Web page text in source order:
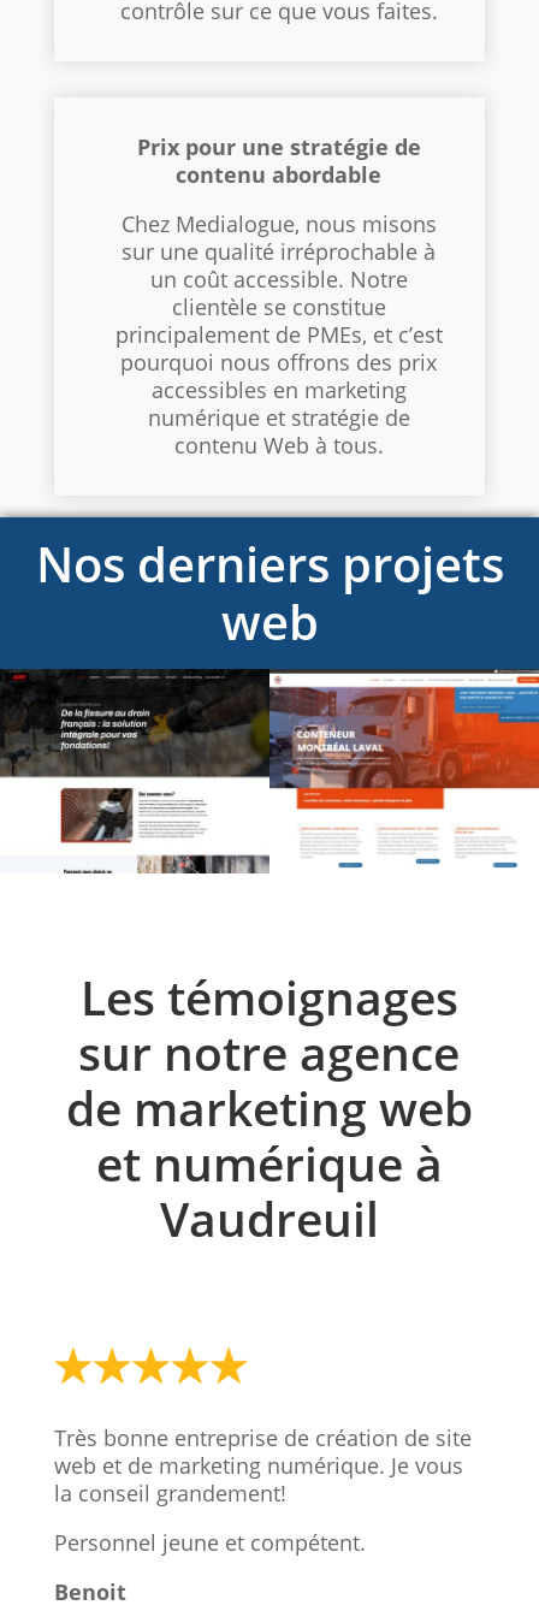
contrôle sur ce que vous faites.
Prix pour une stratégie de
contenu abordable
Chez Medialogue, nous misons
sur une qualité irréprochable à
un coût accessible. Notre
clientèle se constitue
principalement de PMEs, et c’est
pourquoi nous offrons des prix
accessibles en marketing
numérique et stratégie de
contenu Web à tous.
Nos derniers projets
web
Les témoignages
sur notre agence
de marketing web
et numérique à
Vaudreuil
Très bonne entreprise de création de site
web et de marketing numérique. Je vous
la conseil grandement!
Personnel jeune et compétent.
Benoit